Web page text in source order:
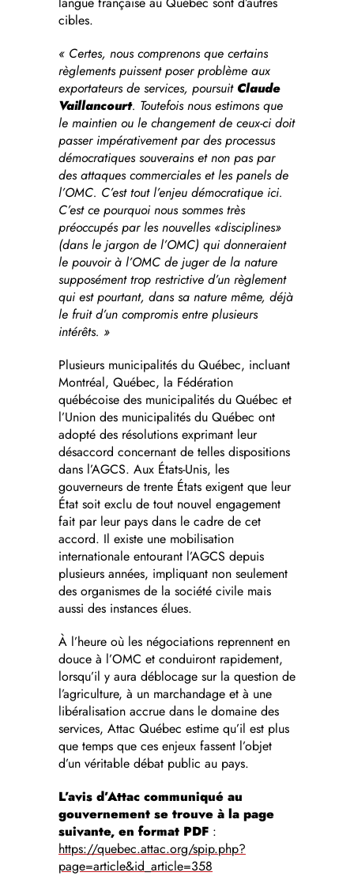
cibles.
« Certes, nous comprenons que certains
règlements puissent poser problème aux
exportateurs de services, poursuit Claude
Vaillancourt. Toutefois nous estimons que
le maintien ou le changement de ceux-ci doit
passer impérativement par des processus
démocratiques souverains et non pas par
des attaques commerciales et les panels de
l’OMC. C’est tout l’enjeu démocratique ici.
C’est ce pourquoi nous sommes très
préoccupés par les nouvelles «disciplines»
(dans le jargon de l’OMC) qui donneraient
le pouvoir à l’OMC de juger de la nature
supposément trop restrictive d’un règlement
qui est pourtant, dans sa nature même, déjà
le fruit d’un compromis entre plusieurs
intérêts. »
Plusieurs municipalités du Québec, incluant
Montréal, Québec, la Fédération
québécoise des municipalités du Québec et
l’Union des municipalités du Québec ont
adopté des résolutions exprimant leur
désaccord concernant de telles dispositions
dans l’AGCS. Aux États-Unis, les
gouverneurs de trente États exigent que leur
État soit exclu de tout nouvel engagement
fait par leur pays dans le cadre de cet
accord. Il existe une mobilisation
internationale entourant l’AGCS depuis
plusieurs années, impliquant non seulement
des organismes de la société civile mais
aussi des instances élues.
À l’heure où les négociations reprennent en
douce à l’OMC et conduiront rapidement,
lorsqu’il y aura déblocage sur la question de
l’agriculture, à un marchandage et à une
libéralisation accrue dans le domaine des
services, Attac Québec estime qu’il est plus
que temps que ces enjeux fassent l’objet
d’un véritable débat public au pays.
L’avis d’Attac communiqué au
gouvernement se trouve à la page
suivante, en format PDF :
https://quebec.attac.org/spip.php?
page=article&id_article=358